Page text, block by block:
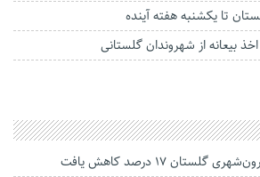
تا یکشنبه هفته آینده
بیعانه از شهروندان گلستانی
۱۷ درصد کاهش یافت